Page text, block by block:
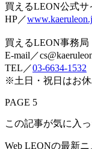
買えるLEON公式サ
HP／
買えるLEON事務局
E-mail／
TEL／03-6634-1532
※土日・祝日はお
PAGE 5
この記事が気に入
Web LEONの最新